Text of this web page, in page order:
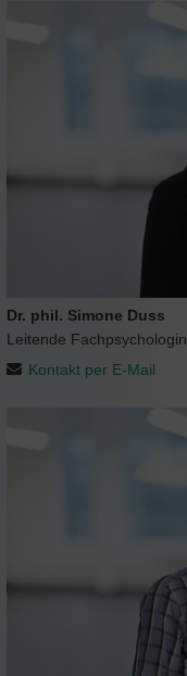
Dr. phil. Simone Duss
Leitende Fachpsychologin
Kontakt per E-Mail